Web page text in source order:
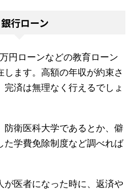
銀行ローン
円ローンなどの教育ローン
します。高額の年収が約束さ
済は無理なく行えるでしょ
防衛医科大学であるとか、僻
た学費免除制度など調べれば
が医者になった時に、返済や